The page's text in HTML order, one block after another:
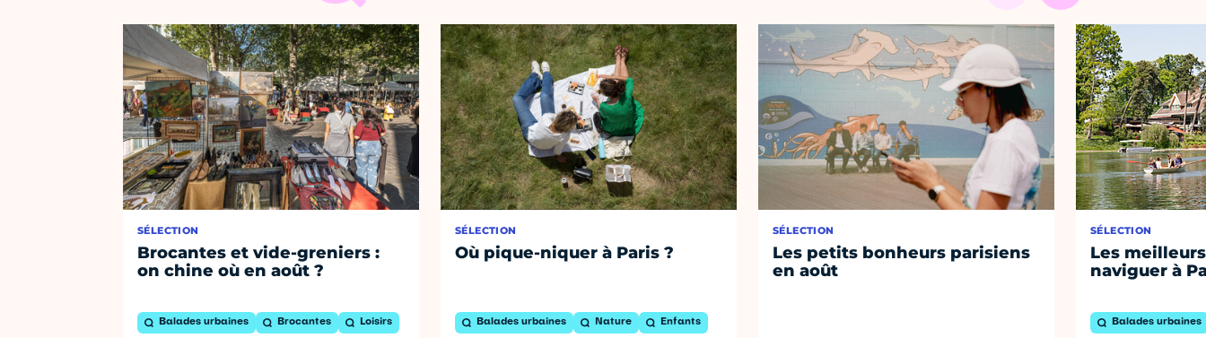
SÉLECTION
Brocantes et vide-greniers :
on chine où en août ?
Balades urbaines Brocantes Loisirs
SÉLECTION
Où pique-niquer à Paris ?
Balades urbaines Nature Enfants
SÉLECTION
Les petits bonheurs parisiens
en août
SÉLECTION
Les
naviguer à
Balades urbaines